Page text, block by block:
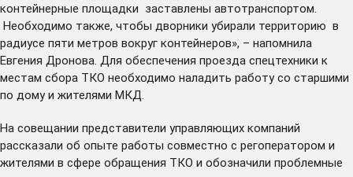
контейнерные площадки заставлены автотранспортом.
Необходимо также, чтобы дворники убирали территорию в
радиусе пяти метров вокруг контейнеров», – напомнила
Евгения Дронова. Для обеспечения проезда спецтехники к
местам сбора ТКО необходимо наладить работу со старшими
по дому и жителями МКД.
На совещании представители управляющих компаний
рассказали об опыте работы совместно с регоператором и
жителями в сфере обращения ТКО и обозначили проблемные